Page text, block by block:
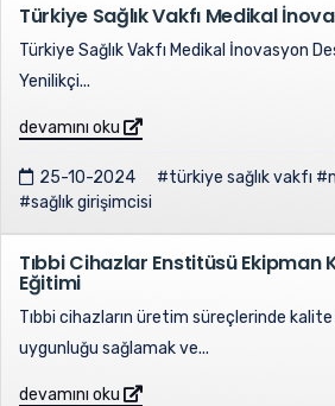
Türkiye Sağlık Vakfı Medikal
Türkiye Sağlık Vakfı Medikal İnovasyon
Yenilikçi...
devamını oku
25-10-2024 #türkiye sağlık vakfı
#sağlık girişimcisi
Tıbbi Cihazlar Enstitüsü Ekipman
Eğitimi
Tıbbi cihazların üretim süreçlerinde
uygunluğu sağlamak ve...
devamını oku